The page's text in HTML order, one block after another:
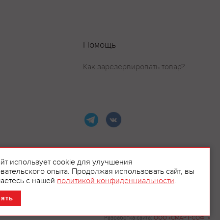
Разработка сайта:ООО «СМАРТ-СОФТ»
Помощь
Как зарезервировать товар?
использует cookie для улучшения
опыта. Продолжая использовать сайт, вы
с нашей политикой конфиденциальности.